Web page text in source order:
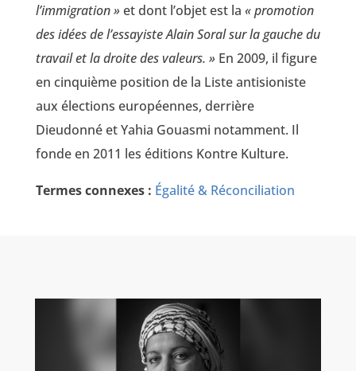
l’immigration »et dont l’objet est la « promotion
des idées de l’essayiste Alain Soral sur la gauche du
travail et la droite des valeurs. »En 2009, il figure
en cinquième position de la Liste antisioniste
aux élections européennes, derrière
Dieudonné et Yahia Gouasmi notamment. Il
fonde en 2011 les éditions Kontre Kulture.
Termes connexes : Égalité & Réconciliation